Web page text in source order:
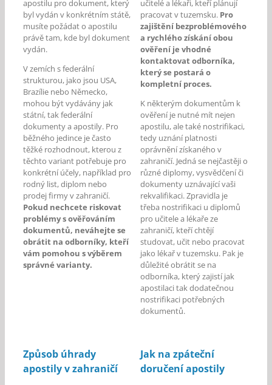
apostilu pro dokument, který
byl vydán v konkrétním státě,
musíte požádat o apostilu
právě tam, kde byl dokument
vydán.
V zemích s federální
strukturou, jako jsou USA,
Brazílie nebo Německo,
mohou být vydávány jak
státní, tak federální
dokumenty a apostily. Pro
běžného jedince je často
těžké rozhodnout, kterou z
těchto variant potřebuje pro
konkrétní účely, například pro
rodný list, diplom nebo
prodej firmy v zahraničí.
Pokud nechcete riskovat
problémy s ověřováním
dokumentů, neváhejte se
obrátit na odborníky, kteří
vám pomohou s výběrem
správné varianty.
učitelé a lékaři, kteří plánují
pracovat v tuzemsku. Pro
zajištění bezproblémového
a rychlého získání obou
ověření je vhodné
kontaktovat odborníka,
který se postará o
kompletní proces.
K některým dokumentům k
ověření je nutné mít nejen
apostilu, ale také nostrifikaci,
tedy uznání platnosti
oprávnění získaného v
zahraničí. Jedná se nejčastěji o
různé diplomy, vysvědčení či
dokumenty uznávající vaši
rekvalifikaci. Zpravidla je
třeba nostrifikaci u diplomů
pro učitele a lékaře ze
zahraničí, kteří chtějí
studovat, učit nebo pracovat
jako lékař v tuzemsku. Pak je
důležité obrátit se na
odborníka, který zajistí jak
apostilaci tak dodatečnou
nostrifikaci potřebných
dokumentů.
Způsob úhrady
apostily v zahraničí
Jak na zpáteční
doručení apostily